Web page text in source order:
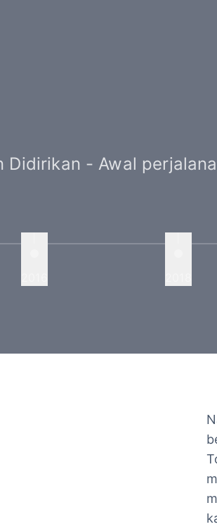
Didirikan - Awal